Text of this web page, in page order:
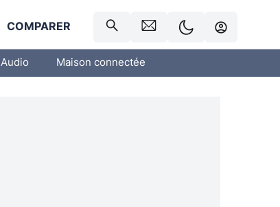
COMPARER
Audio Maison connectée